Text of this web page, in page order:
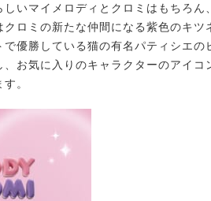
いマイメロディとクロミはもちろん
ロミの新たな仲間になる紫色のキツ
優勝している猫の有名パティシエの
お気に入りのキャラクターのアイコ
。